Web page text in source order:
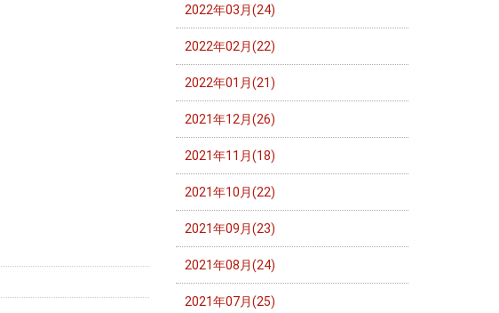
2022年03月(24)
2022年02月(22)
2022年01月(21)
2021年12月(26)
2021年11月(18)
2021年10月(22)
2021年09月(23)
2021年08月(24)
2021年07月(25)